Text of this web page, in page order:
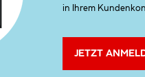
in Ihrem
JETZT